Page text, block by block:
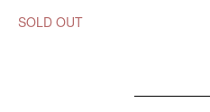
SOLD OUT